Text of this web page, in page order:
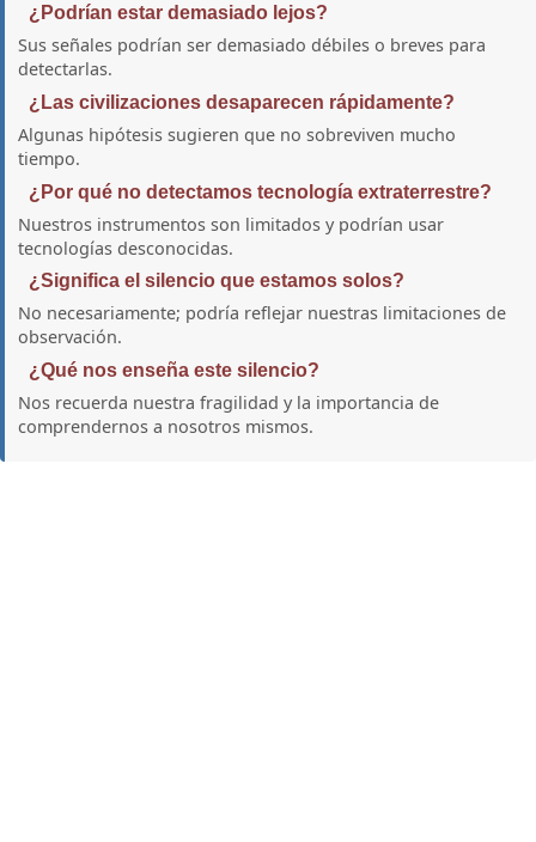
¿Podrían estar demasiado lejos?
Sus señales podrían ser demasiado débiles o breves para
detectarlas.
¿Las civilizaciones desaparecen rápidamente?
Algunas hipótesis sugieren que no sobreviven mucho
tiempo.
¿Por qué no detectamos tecnología extraterrestre?
Nuestros instrumentos son limitados y podrían usar
tecnologías desconocidas.
¿Significa el silencio que estamos solos?
No necesariamente; podría reflejar nuestras limitaciones de
observación.
¿Qué nos enseña este silencio?
Nos recuerda nuestra fragilidad y la importancia de
comprendernos a nosotros mismos.